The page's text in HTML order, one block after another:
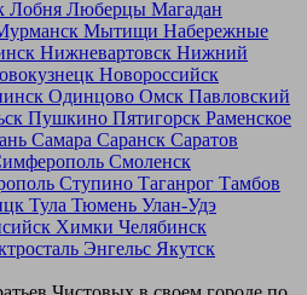
Лобня Люберцы Магадан
Мытищи Набережные
Нижневартовск Нижний
Новороссийск
Одинцово Омск Павловский
Пушкино Пятигорск Раменское
Самара Саранск Саратов
Смоленск
Ступино Таганрог Тамбов
Тула Тюмень Улан-Удэ
Химки Челябинск
Энгельс Якутск